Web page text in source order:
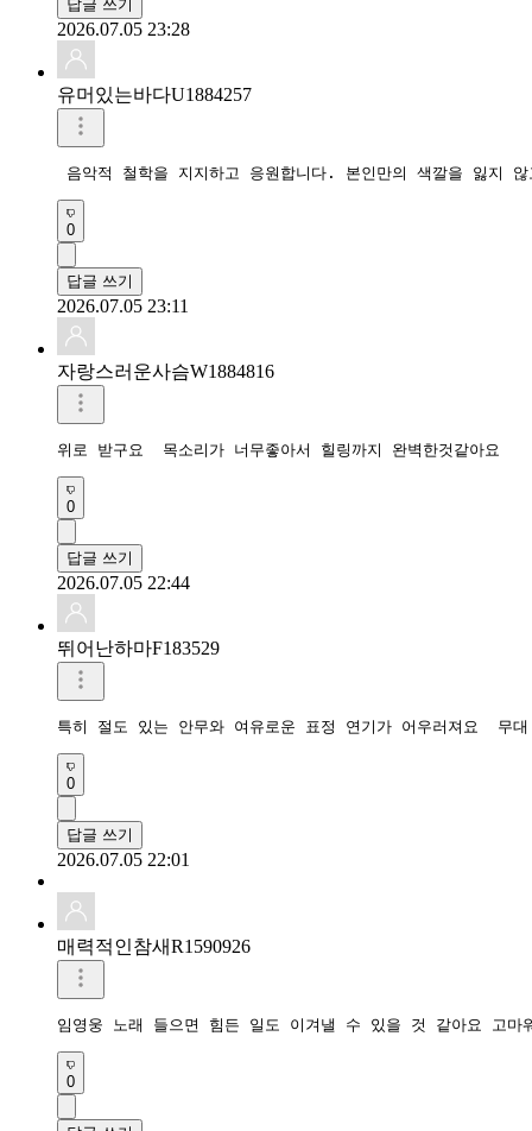
답글 쓰기
2026.07.05 23:28
유머있는바다U1884257
0
답글 쓰기
2026.07.05 23:11
자랑스러운사슴W1884816
0
답글 쓰기
2026.07.05 22:44
뛰어난하마F183529
0
답글 쓰기
2026.07.05 22:01
매력적인참새R1590926
0